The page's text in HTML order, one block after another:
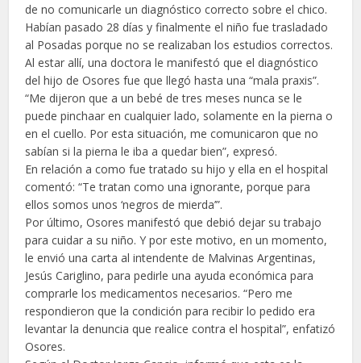
de no comunicarle un diagnóstico correcto sobre el chico.
Habían pasado 28 días y finalmente el niño fue trasladado
al Posadas porque no se realizaban los estudios correctos.
Al estar allí, una doctora le manifestó que el diagnóstico
del hijo de Osores fue que llegó hasta una “mala praxis”.
“Me dijeron que a un bebé de tres meses nunca se le
puede pinchaar en cualquier lado, solamente en la pierna o
en el cuello. Por esta situación, me comunicaron que no
sabían si la pierna le iba a quedar bien”, expresó.
En relación a como fue tratado su hijo y ella en el hospital
comentó: “Te tratan como una ignorante, porque para
ellos somos unos ‘negros de mierda’”.
Por último, Osores manifestó que debió dejar su trabajo
para cuidar a su niño. Y por este motivo, en un momento,
le envió una carta al intendente de Malvinas Argentinas,
Jesús Cariglino, para pedirle una ayuda económica para
comprarle los medicamentos necesarios. “Pero me
respondieron que la condición para recibir lo pedido era
levantar la denuncia que realice contra el hospital”, enfatizó
Osores.